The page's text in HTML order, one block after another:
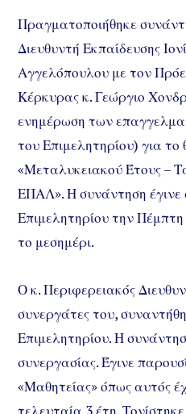
Πραγματοποιήθηκε
Διευθυντή Εκπαίδευσης
Αγγελόπουλου με τον
Κέρκυρας κ. Γεώργιο
ενημέρωση των
του Επιμελητηρίου) για το
«Μεταλυκειακού Έτους –
ΕΠΑΛ». Η συνάντηση
Επιμελητηρίου την Πέμπτη
το μεσημέρι.
Ο κ. Περιφερειακός
συνεργάτες του,
Επιμελητηρίου. Η
συνεργασίας. Έγινε
«Μαθητείας» όπως αυτός
τελευταία 3 έτη.